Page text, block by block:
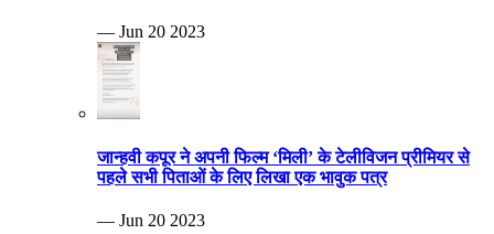
— Jun 20 2023
जान्हवी कपूर ने अपनी फिल्म ‘मिली’ के टेलीविजन प्रीमियर से
पहले सभी पिताओं के लिए लिखा एक भावुक पत्र
— Jun 20 2023